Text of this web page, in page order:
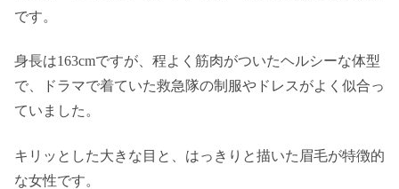
です。
身長は163cmですが、程よく筋肉がついたヘルシーな体型
で、ドラマで着ていた救急隊の制服やドレスがよく似合っ
ていました。
キリッとした大きな目と、はっきりと描いた眉毛が特徴的
な女性です。